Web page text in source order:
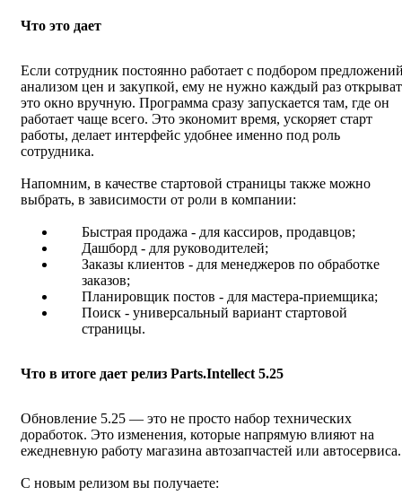
Что это дает
Если сотрудник постоянно работает с подбором
анализом цен и закупкой, ему не нужно каждый раз
это окно вручную. Программа сразу запускается там, где он
работает чаще всего. Это экономит время, ускоряет старт
работы, делает интерфейс удобнее именно под роль
сотрудника.
Напомним, в качестве стартовой страницы также можно
выбрать, в зависимости от роли в компании:
Быстрая продажа - для кассиров, продавцов;
Дашборд - для руководителей;
Заказы клиентов - для менеджеров по обработке
заказов;
Планировщик постов - для мастера-приемщика;
Поиск - универсальный вариант стартовой
страницы.
Что в итоге дает релиз Parts.Intellect 5.25
Обновление 5.25 — это не просто набор технических
доработок. Это изменения, которые напрямую влияют на
ежедневную работу магазина автозапчастей или автосервиса.
С новым релизом вы получаете: